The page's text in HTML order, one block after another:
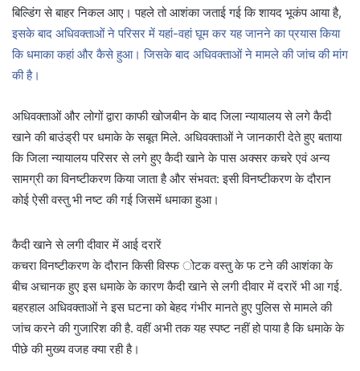
बिल्डिंग से बाहर निकल आए। पहले तो आशंका जताई गई कि शायद भूकंप आया है,
इसके बाद अधिवक्ताओं ने परिसर में यहां-वहां घूम कर यह जानने का प्रयास किया
कि धमाका कहां और कैसे हुआ। जिसके बाद अधिवक्ताओं ने मामले की जांच की मांग
की है।
अधिवक्ताओं और लोगों द्वारा काफी खोजबीन के बाद जिला न्यायालय से लगे कैदी
खाने की बाउंड्री पर धमाके के सबूत मिले. अधिवक्ताओं ने जानकारी देते हुए बताया
कि जिला न्यायालय परिसर से लगे हुए कैदी खाने के पास अक्सर कचरे एवं अन्य
सामग्री का विनष्टीकरण किया जाता है और संभवत: इसी विनष्टीकरण के दौरान
कोई ऐसी वस्तु भी नष्ट की गई जिसमें धमाका हुआ।
कैदी खाने से लगी दीवार में आई दरारें
कचरा विनष्टीकरण के दौरान किसी विस्फ ोटक वस्तु के फ टने की आशंका के
बीच अचानक हुए इस धमाके के कारण कैदी खाने से लगी दीवार में दरारें भी आ गई.
बहरहाल अधिवक्ताओं ने इस घटना को बेहद गंभीर मानते हुए पुलिस से मामले की
जांच करने की गुजारिश की है. वहीं अभी तक यह स्पष्ट नहीं हो पाया है कि धमाके के
पीछे की मुख्य वजह क्या रही है।